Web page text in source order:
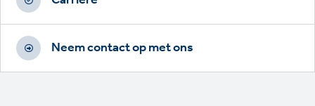
Neem contact op met ons